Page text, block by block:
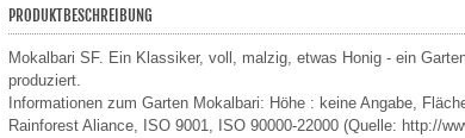
PRODUKTBESCHREIBUNG
Mokalbari SF. Ein Klassiker, voll, malzig, etwas Honig - ein
produziert.
Informationen zum Garten Mokalbari: Höhe : keine Angabe,
Rainforest Aliance, ISO 9001, ISO 90000-22000 (Quelle: http://